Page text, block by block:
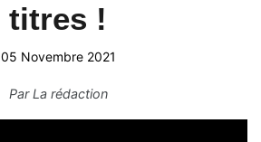
titres !
05 Novembre 2021
ParLa rédaction